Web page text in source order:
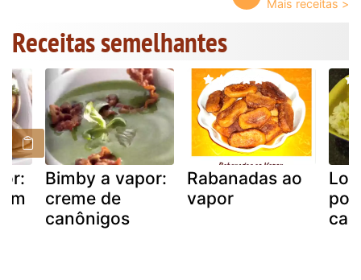
Receitas semelhantes
Bimby a vapor:
creme de
canônigos
Rabanadas ao
vapor